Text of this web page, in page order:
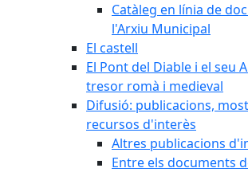
Catàleg en línia de
l'Arxiu Municipal
El castell
El Pont del Diable i el seu
tresor romà i medieval
Difusió: publicacions,
recursos d'interès
Altres publicacions
Entre els documents